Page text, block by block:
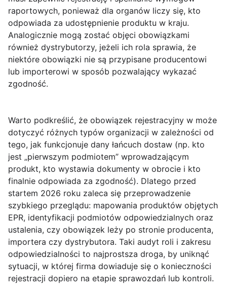
raportowych, ponieważ dla organów liczy się, kto
odpowiada za udostępnienie produktu w kraju.
Analogicznie mogą zostać objęci obowiązkami
również dystrybutorzy, jeżeli ich rola sprawia, że
niektóre obowiązki nie są przypisane producentowi
lub importerowi w sposób pozwalający wykazać
zgodność.
Warto podkreślić, że obowiązek rejestracyjny w może
dotyczyć różnych typów organizacji w zależności od
tego, jak funkcjonuje dany łańcuch dostaw (np. kto
jest „pierwszym podmiotem” wprowadzającym
produkt, kto wystawia dokumenty w obrocie i kto
finalnie odpowiada za zgodność). Dlatego przed
startem 2026 roku zaleca się przeprowadzenie
szybkiego przeglądu: mapowania produktów objętych
EPR, identyfikacji podmiotów odpowiedzialnych oraz
ustalenia, czy obowiązek leży po stronie producenta,
importera czy dystrybutora. Taki audyt roli i zakresu
odpowiedzialności to najprostsza droga, by uniknąć
sytuacji, w której firma dowiaduje się o konieczności
rejestracji dopiero na etapie sprawozdań lub kontroli.